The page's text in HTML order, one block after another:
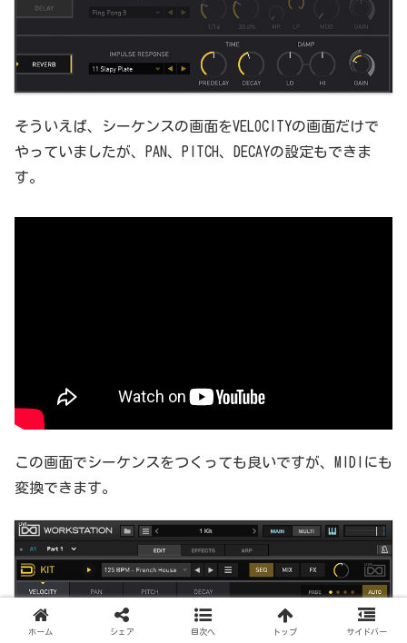
そういえば、シーケンスの画面をVELOCITYの画面だけで
やっていましたが、PAN、PITCH、DECAYの設定もできま
す。
この画面でシーケンスをつくっても良いですが、MIDIにも
変換できます。
ホーム シェア 目次へ トップ サイドバー